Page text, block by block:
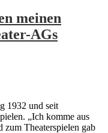
meinen
AGs
1932 und seit
„Ich komme aus
zum Theaterspielen gab